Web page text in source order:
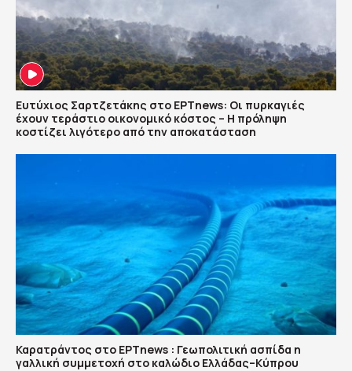
Ευτύχιος Σαρτζετάκης στο ΕΡΤnews: Οι πυρκαγιές
έχουν τεράστιο οικονομικό κόστος – Η πρόληψη
κοστίζει λιγότερο από την αποκατάσταση
Καρατράντος στο ΕΡΤnews : Γεωπολιτική ασπίδα η
γαλλική συμμετοχή στο καλώδιο Ελλάδας–Κύπρου